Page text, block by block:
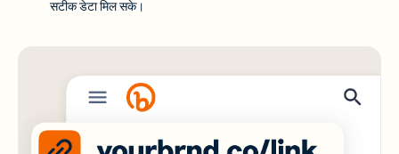
सटीक डेटा मिल सके।